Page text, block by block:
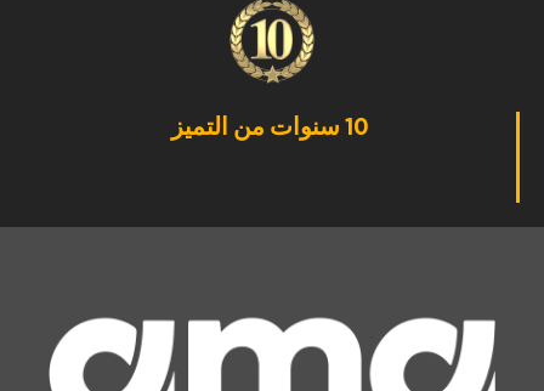
10 سنوات من التميز